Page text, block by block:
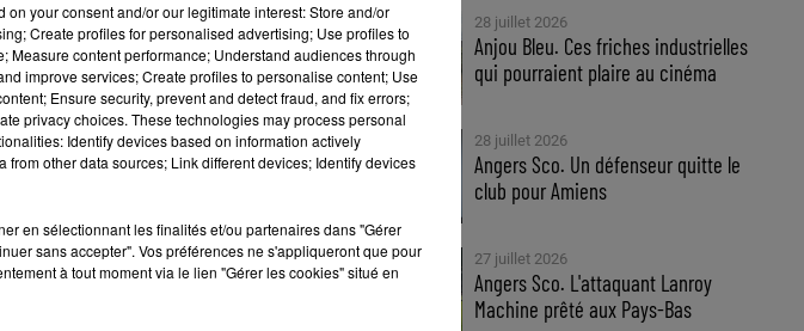
28 juillet 2026
Anjou Bleu. Ces friches industrielles
qui pourraient plaire au cinéma
28 juillet 2026
Angers Sco. Un défenseur quitte le
club pour Amiens
27 juillet 2026
Angers Sco. L'attaquant Lanroy
Machine prêté aux Pays-Bas
your consent and/or our legitimate interest: Store and/or
Create profiles for personalised advertising; Use profiles to
content performance; Understand audiences through
improve services; Create profiles to personalise content; Use
Ensure security, prevent and detect fraud, and fix errors;
privacy choices. These technologies may process personal
Identify devices based on information actively
other data sources; Link different devices; Identify devices
en sélectionnant les finalités et/ou partenaires dans "Gérer
sans accepter". Vos préférences ne s'appliqueront que pour
à tout moment via le lien "Gérer les cookies" situé en